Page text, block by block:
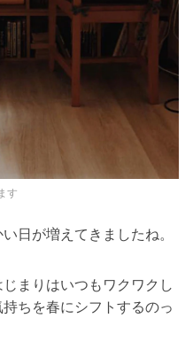
す
日が増えてきましたね。
まりはいつもワクワクし
ちを春にシフトするのっ